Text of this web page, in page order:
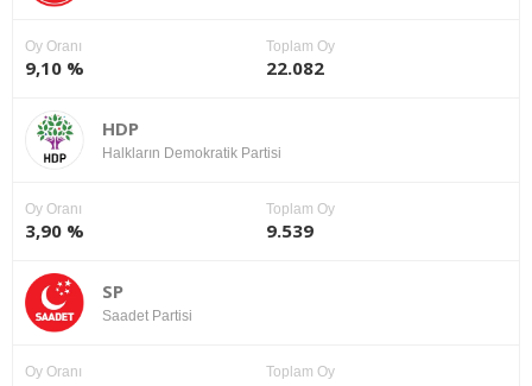
Oy Oranı
9,10 %
Toplam Oy
22.082
HDP
Halkların Demokratik Partisi
Oy Oranı
3,90 %
Toplam Oy
9.539
SP
Saadet Partisi
Oy Oranı Toplam Oy